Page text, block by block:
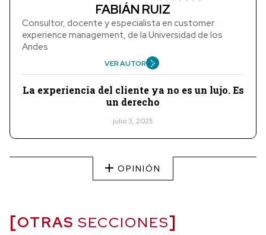
FABIÁN RUIZ
Consultor, docente y especialista en customer
experience management, de la Universidad de los
Andes
VER AUTOR
La experiencia del cliente ya no es un lujo. Es
un derecho
julio 3, 2025
OPINIÓN
OTRAS SECCIONES